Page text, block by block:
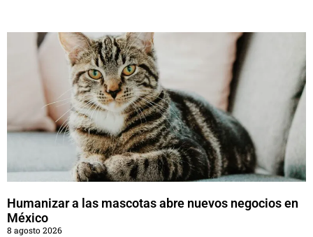
Humanizar a las mascotas abre nuevos negocios en
México
8 agosto 2026